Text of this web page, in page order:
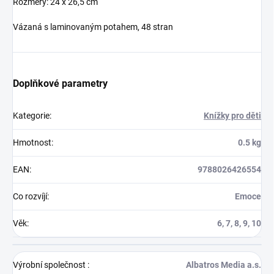
Vázaná s laminovaným potahem, 48 stran
Doplňkové parametry
Kategorie: Knížky pro děti
Hmotnost: 0.5 kg
EAN: 9788026426554
Co rozvíjí: Emoce
Věk: 6, 7, 8, 9, 10
Výrobní společnost : Albatros Media a.s.